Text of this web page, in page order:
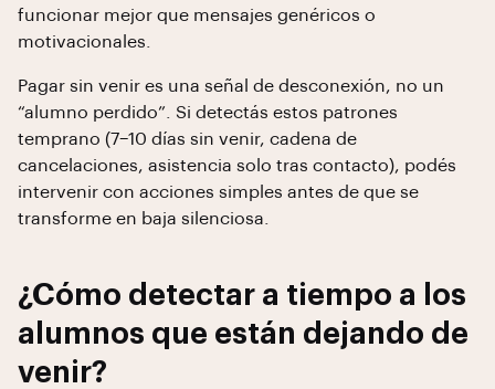
funcionar mejor que mensajes genéricos o
motivacionales.
Pagar sin venir es una señal de desconexión, no un
“alumno perdido”. Si detectás estos patrones
temprano (7–10 días sin venir, cadena de
cancelaciones, asistencia solo tras contacto), podés
intervenir con acciones simples antes de que se
transforme en baja silenciosa.
¿Cómo detectar a tiempo a los
alumnos que están dejando de
venir?